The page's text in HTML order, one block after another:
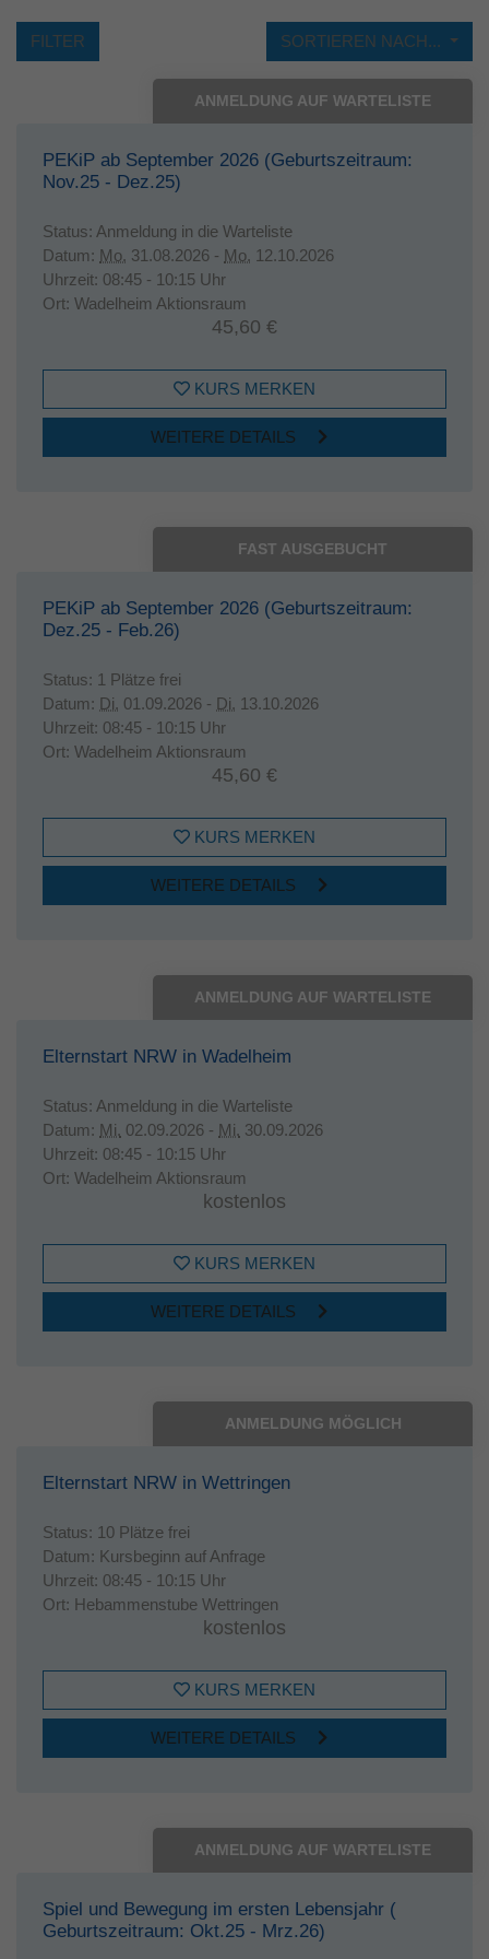
SORTIEREN NACH...
FILTER
ANMELDUNG AUF WARTELISTE
PEKiP ab September 2026 (Geburtszeitraum:
Nov.25 - Dez.25)
Status: Anmeldung in die Warteliste
Datum: Mo. 31.08.2026 - Mo. 12.10.2026
Uhrzeit: 08:45 - 10:15 Uhr
Ort: Wadelheim Aktionsraum
45,60 €
KURS MERKEN
WEITERE DETAILS
FAST AUSGEBUCHT
PEKiP ab September 2026 (Geburtszeitraum:
Dez.25 - Feb.26)
Status: 1 Plätze frei
Datum: Di. 01.09.2026 - Di. 13.10.2026
Uhrzeit: 08:45 - 10:15 Uhr
Ort: Wadelheim Aktionsraum
45,60 €
KURS MERKEN
WEITERE DETAILS
ANMELDUNG AUF WARTELISTE
Elternstart NRW in Wadelheim
Status: Anmeldung in die Warteliste
Datum: Mi. 02.09.2026 - Mi. 30.09.2026
Uhrzeit: 08:45 - 10:15 Uhr
Ort: Wadelheim Aktionsraum
kostenlos
KURS MERKEN
WEITERE DETAILS
ANMELDUNG MÖGLICH
Elternstart NRW in Wettringen
Status: 10 Plätze frei
Datum: Kursbeginn auf Anfrage
Uhrzeit: 08:45 - 10:15 Uhr
Ort: Hebammenstube Wettringen
kostenlos
KURS MERKEN
WEITERE DETAILS
ANMELDUNG AUF WARTELISTE
Spiel und Bewegung im ersten Lebensjahr (
Geburtszeitraum: Okt.25 - Mrz.26)
Laufzeit
Dieses Cookie wird verwendet, um Ihre
Cookie-Einstellungen für diese Website zu
speichern.